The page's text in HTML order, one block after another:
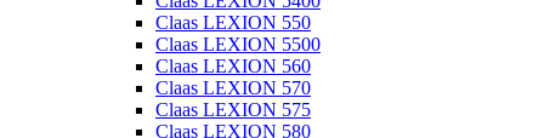
Claas LEXION 550
Claas LEXION 5500
Claas LEXION 560
Claas LEXION 570
Claas LEXION 575
Claas LEXION 580